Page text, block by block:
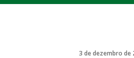
3 de dezembro de